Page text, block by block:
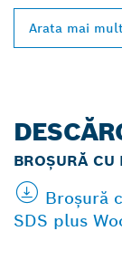
Arata mai
BROȘURĂ CU
Broșură
SDS plus